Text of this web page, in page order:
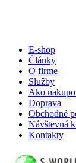
E-shop
Články
O firme
Služby
Ako
Doprava
Obchodné
Návštevná
Kontakty